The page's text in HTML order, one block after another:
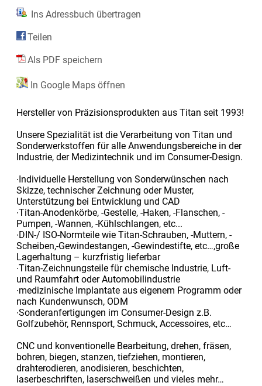
Ins Adressbuch übertragen
Teilen
Als PDF speichern
In Google Maps öffnen
Hersteller von Präzisionsprodukten aus Titan seit 1993!
Unsere Spezialität ist die Verarbeitung von Titan und
Sonderwerkstoffen für alle Anwendungsbereiche in der
Industrie, der Medizintechnik und im Consumer-Design.
∙Individuelle Herstellung von Sonderwünschen nach
Skizze, technischer Zeichnung oder Muster,
Unterstützung bei Entwicklung und CAD
∙Titan-Anodenkörbe, -Gestelle, -Haken, -Flanschen, -
Pumpen, -Wannen, -Kühlschlangen, etc...
∙DIN-/ ISO-Normteile wie Titan-Schrauben, -Muttern, -
Scheiben,-Gewindestangen, -Gewindestifte, etc…,große
Lagerhaltung – kurzfristig lieferbar
∙Titan-Zeichnungsteile für chemische Industrie, Luft-
und Raumfahrt oder Automobilindustrie
∙medizinische Implantate aus eigenem Programm oder
nach Kundenwunsch, ODM
∙Sonderanfertigungen im Consumer-Design z.B.
Golfzubehör, Rennsport, Schmuck, Accessoires, etc…
CNC und konventionelle Bearbeitung, drehen, fräsen,
bohren, biegen, stanzen, tiefziehen, montieren,
drahterodieren, anodisieren, beschichten,
laserbeschriften, laserschweißen und vieles mehr…